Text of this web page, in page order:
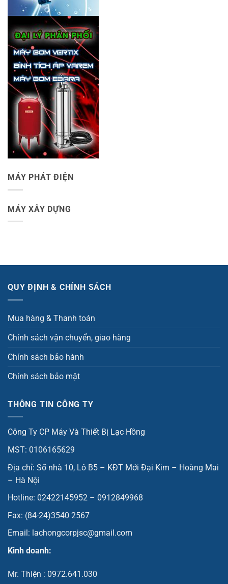
MÁY PHÁT ĐIỆN
MÁY XÂY DỰNG
QUY ĐỊNH & CHÍNH SÁCH
Mua hàng & Thanh toán
Chính sách vận chuyển, giao hàng
Chính sách bảo hành
Chính sách bảo mật
THÔNG TIN CÔNG TY
Công Ty CP Máy Và Thiết Bị Lạc Hồng
MST: 0106165629
Địa chỉ: Số nhà 10, Lô B5 – KĐT Mới Đại Kim – Hoàng Mai
– Hà Nội
Hotline: 02422145952 – 0912849968
Fax: (84-24)3540 2567
Email: lachongcorpjsc@gmail.com
Kinh doanh:
Mr. Thiện : 0972.641.030